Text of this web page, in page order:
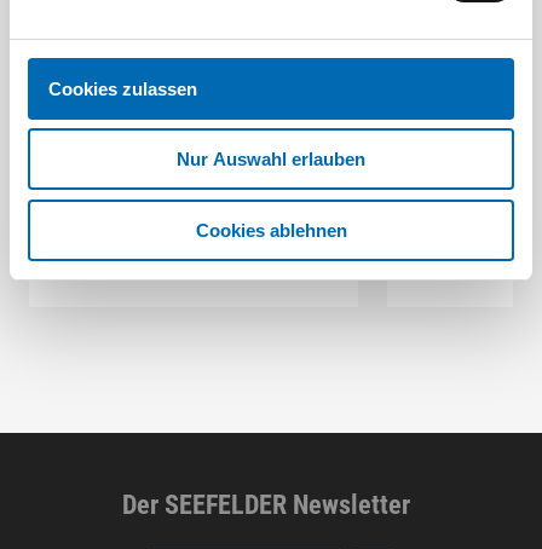
Cookies zulassen
Nur Auswahl erlauben
Cookies ablehnen
Bit-
Der SEEFELDER Newsletter